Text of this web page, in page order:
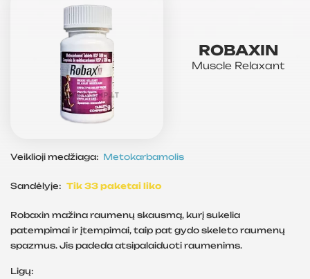
ROBAXIN
Muscle Relaxant
Veiklioji medžiaga: Metokarbamolis
Sandėlyje: Tik 33 paketai liko
Robaxin mažina raumenų skausmą, kurį sukelia
patempimai ir įtempimai, taip pat gydo skeleto raumenų
spazmus. Jis padeda atsipalaiduoti raumenims.
Ligų: